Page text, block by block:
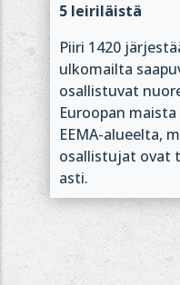
5 leiriläistä
Piiri 1420
ulkomailta
osallistuvat
Euroopan
EEMA-alueelta,
osallistujat ovat
asti.